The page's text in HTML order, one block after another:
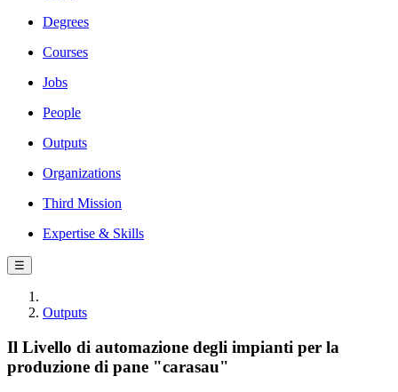
Degrees
Courses
Jobs
People
Outputs
Organizations
Third Mission
Expertise & Skills
☰
Outputs
Il Livello di automazione degli impianti per la
produzione di pane "carasau"